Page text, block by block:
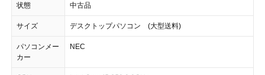
状態 中古品
サイズ デスクトップパソコン (大型送料)
パソコンメー
カー
NEC